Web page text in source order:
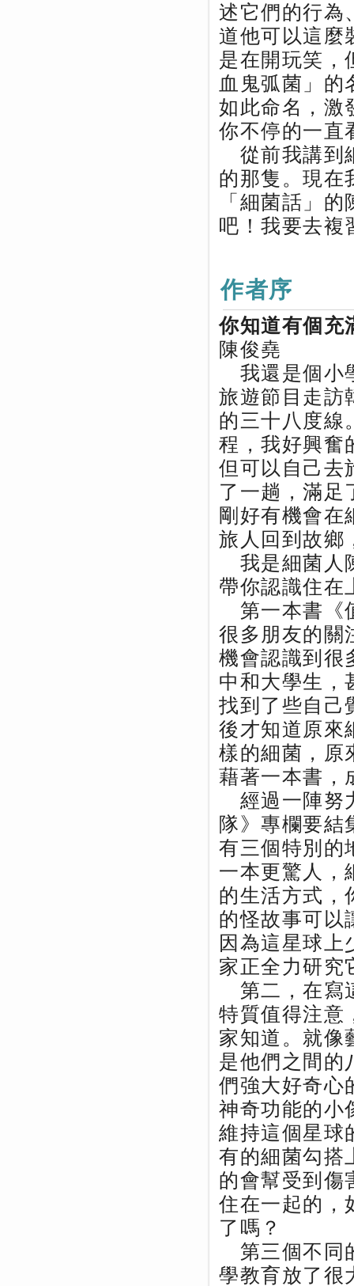
述它們的行為
道他可以這麼
是在開玩笑，
血鬼弧菌」的
如此命名，激
你不停的一直
從前我講到
的那隻。現在
「細菌話」
吧！我要去複
作者序
你知道有個充
陳俊堯
我還是個小
旅遊節目走訪
的三十八度線
程，我好興奮
但可以自己去
了一趟，滿足
剛好有機會在
旅人回到故鄉
我是細菌人
帶你認識住在
第一本書《
很多朋友的關
機會認識到很
中和大學生，
找到了些自己
後才知道原來
樣的細菌，原
藉著一本書，
經過一陣努
隊》專欄要結
有三個特別的
一本更驚人，
的生活方式，
的怪故事可以
因為這星球
家正全力研究
第二，在寫
特質值得注意
家知道。就像
是他們之間的
們強大好奇心
神奇功能的小
維持這個星球
有的細菌勾搭
的會幫受到傷
住在一起的，
了嗎？
第三個不同
學教育放了很